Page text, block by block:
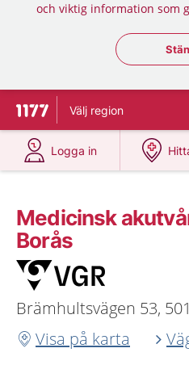
och viktig information som
Till startsidan för 1177
Välj region
Logga in
på 1177.se
Medicinsk
Borås
Brämhultsvägen 53,
Visa på karta